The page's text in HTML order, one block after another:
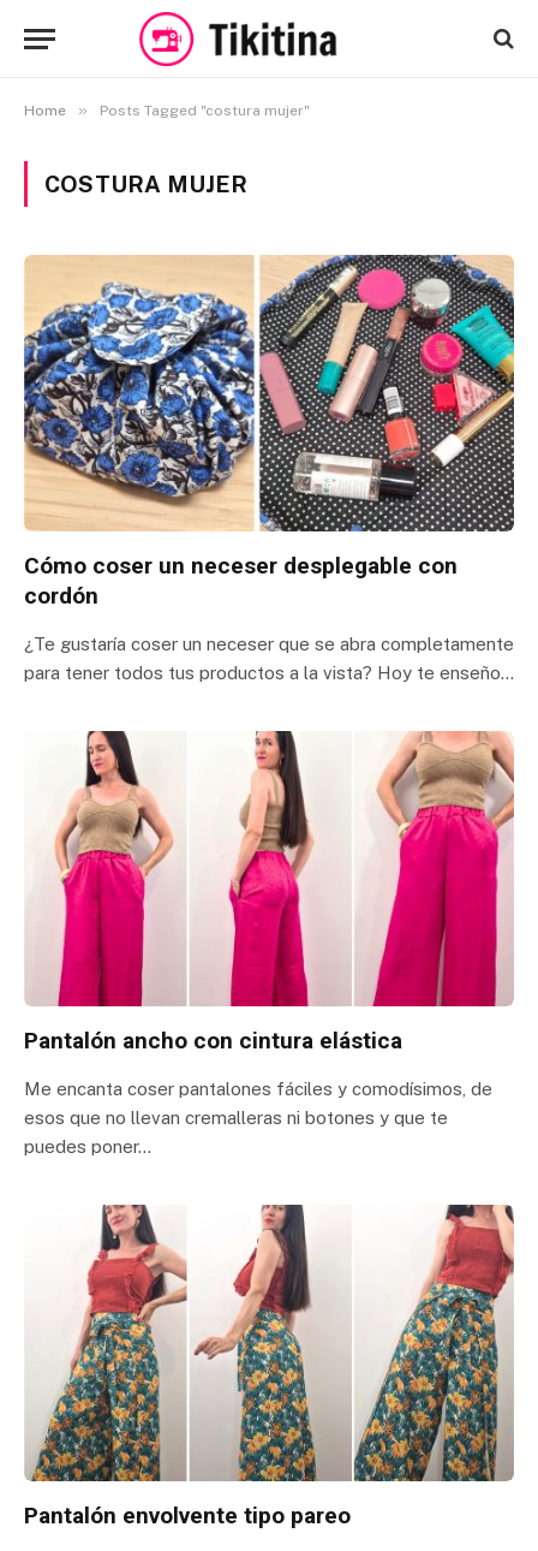
Home » Posts Tagged "costura mujer"
COSTURA MUJER
Cómo coser un neceser desplegable con
cordón
¿Te gustaría coser un neceser que se abra completamente
para tener todos tus productos a la vista? Hoy te enseño…
Pantalón ancho con cintura elástica
Me encanta coser pantalones fáciles y comodísimos, de
esos que no llevan cremalleras ni botones y que te
puedes poner…
Pantalón envolvente tipo pareo